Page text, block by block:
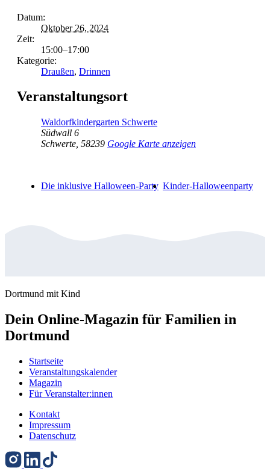
Datum:
Oktober 26, 2024
Zeit:
15:00–17:00
Kategorie:
Draußen, Drinnen
Veranstaltungsort
Waldorfkindergarten Schwerte
Südwall 6
Schwerte 58239 Google Karte anzeigen
Die inklusive Halloween-Party Kinder-Halloweenparty
Dortmund mit Kind
Dein Online-Magazin für Familien in
Dortmund
Startseite
Veranstaltungskalender
Magazin
Für Veranstalter:innen
Kontakt
Impressum
Datenschutz